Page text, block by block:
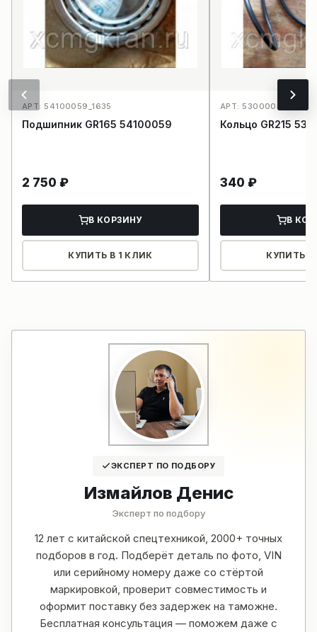
АРТ: 54100059_1635
Подшипник GR165 54100059
2 750 ₽
В КОРЗИНУ
КУПИТЬ В 1 КЛИК
АРТ: 53000055_1642
Кольцо GR215
340 ₽
В
КУПИТЬ В
ЭКСПЕРТ ПО ПОДБОРУ
Измайлов Денис
Эксперт по подбору
12 лет с китайской спецтехникой, 2000+ точных
подборов в год. Подберёт деталь по фото, VIN
или серийному номеру даже со стёртой
маркировкой, проверит совместимость и
оформит поставку без задержек на таможне.
Бесплатная консультация — поможем даже с